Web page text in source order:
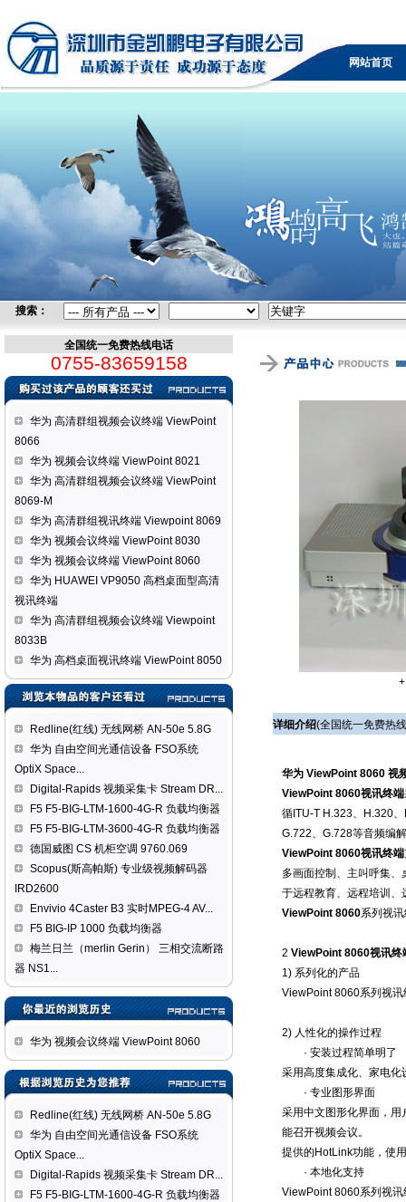
视频会议终端 ViewPoint 8060 华为
网站首页
搜索：
全国统一免费热线电话
0755-83659158
华为 高清群组视频会议终端 ViewPoint
8066
华为 视频会议终端 ViewPoint 8021
华为 高清群组视频会议终端 ViewPoint
8069-M
华为 高清群组视讯终端 Viewpoint 8069
华为 视频会议终端 ViewPoint 8030
华为 视频会议终端 ViewPoint 8060
华为 HUAWEI VP9050 高档桌面型高清
视讯终端
华为 高清群组视频会议终端 Viewpoint
8033B
华为 高档桌面视讯终端 ViewPoint 8050
Redline(红线) 无线网桥 AN-50e 5.8G
华为 自由空间光通信设备 FSO系统
OptiX Space...
Digital-Rapids 视频采集卡 Stream DR...
F5 F5-BIG-LTM-1600-4G-R 负载均衡器
F5 F5-BIG-LTM-3600-4G-R 负载均衡器
德国威图 CS 机柜空调 9760.069
Scopus(斯高帕斯) 专业级视频解码器
IRD2600
Envivio 4Caster B3 实时MPEG-4 AV...
F5 BIG-IP 1000 负载均衡器
梅兰日兰（merlin Gerin） 三相交流断路
器 NS1...
华为 视频会议终端 ViewPoint 8060
Redline(红线) 无线网桥 AN-50e 5.8G
华为 自由空间光通信设备 FSO系统
OptiX Space...
Digital-Rapids 视频采集卡 Stream DR...
F5 F5-BIG-LTM-1600-4G-R 负载均衡器
详细介绍(全国统一免费热
华为 ViewPoint 8060 视
ViewPoint 8060视讯终端
循ITU-T H.323、H.320
G.722、G.728等音频编
ViewPoint 8060视讯终端
多画面控制、主叫呼集
于远程教育、远程培训、
ViewPoint 8060系列视
2 ViewPoint 8060视讯终
1) 系列化的产品
ViewPoint 8060系列视讯
2) 人性化的操作过程
· 安装过程简单明了
采用高度集成化、家电化
· 专业图形界面
采用中文图形化界面，用
能召开视频会议。
提供的HotLink功能，使
· 本地化支持
ViewPoint 8060系列视讯